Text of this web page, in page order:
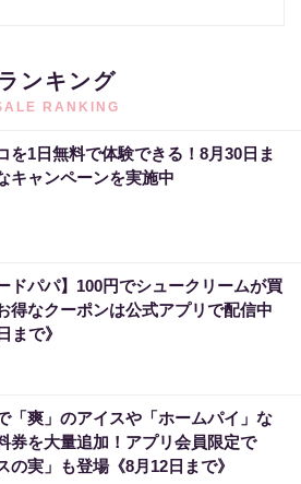
ランキング
RANKING
を1日無料で体験できる！8月30日ま
キャンペーンを実施中
ドパパ】100円でシュークリームが買
得なクーポンは公式アプリで配信中
まで》
「爽」のアイスや「ホームパイ」な
券を大量追加！アプリ会員限定で
の実」も登場《8月12日まで》